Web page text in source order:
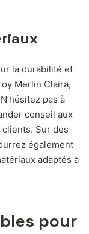
la durabilité et
Merlin Claira,
pas à
conseil aux
Sur des
également
adaptés à
pour